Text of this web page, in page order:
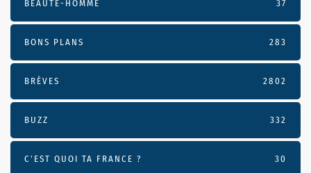
BEAUTÉ-HOMME 37
BONS PLANS 283
BRÈVES 2802
BUZZ 332
C'EST QUOI TA FRANCE ? 30